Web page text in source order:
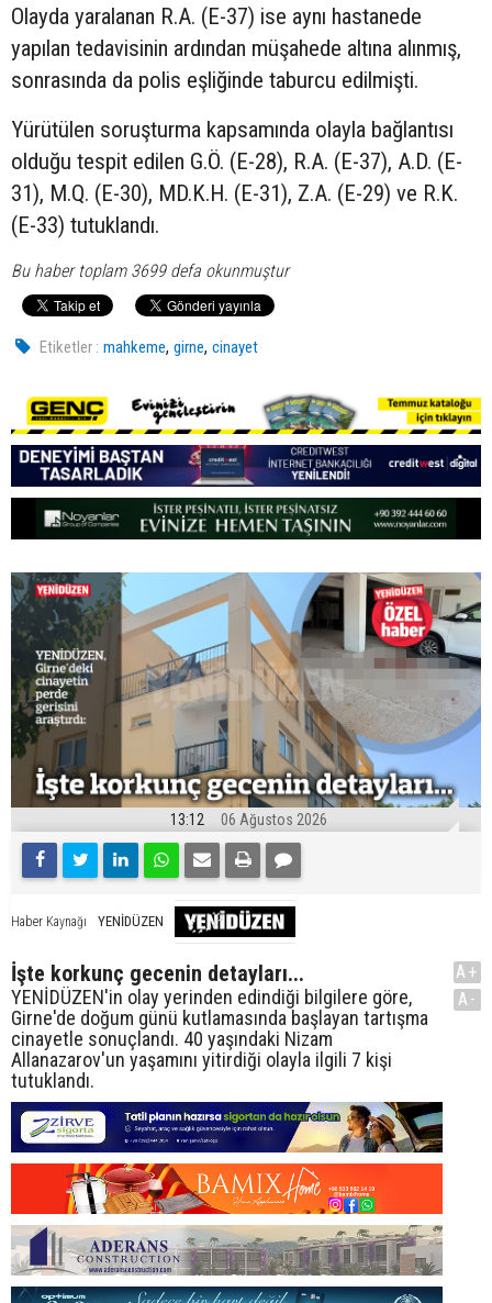
Olayda yaralanan R.A. (E-37) ise aynı hastanede
yapılan tedavisinin ardından müşahede altına alınmış,
sonrasında da polis eşliğinde taburcu edilmişti.
Yürütülen soruşturma kapsamında olayla bağlantısı
olduğu tespit edilen G.Ö. (E-28), R.A. (E-37), A.D. (E-
31), M.Q. (E-30), MD.K.H. (E-31), Z.A. (E-29) ve R.K.
(E-33) tutuklandı.
Bu haber toplam 3699 defa okunmuştur
Etiketler : mahkeme,girne,cinayet
13:12 06 Ağustos 2026
Haber Kaynağı YENİDÜZEN
İşte korkunç gecenin detayları...
YENİDÜZEN'in olay yerinden edindiği bilgilere göre,
Girne'de doğum günü kutlamasında başlayan tartışma
cinayetle sonuçlandı. 40 yaşındaki Nizam
Allanazarov'un yaşamını yitirdiği olayla ilgili 7 kişi
tutuklandı.
A+
A-